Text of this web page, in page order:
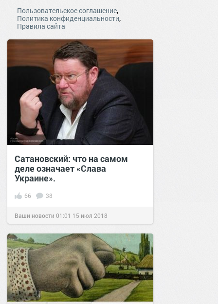
Пользовательское соглашение,
Политика конфиденциальности,
Правила сайта
Сатановский: что на самом
деле означает «Слава
Украине».
66 38
Ваши новости 01:01 15 июл 2018